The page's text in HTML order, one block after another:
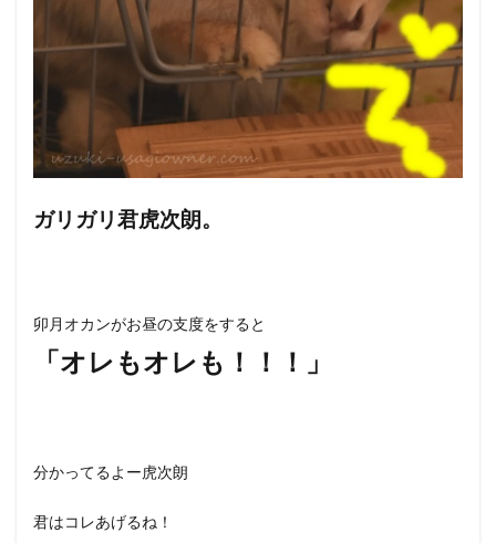
ガリガリ君虎次朗。
卯月オカンがお昼の支度をすると
「オレもオレも！！！」
分かってるよー虎次朗
君はコレあげるね！